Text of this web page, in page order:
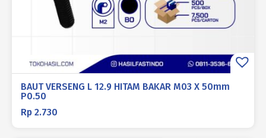
BAUT VERSENG L 12.9 HITAM BAKAR M03 X 50mm
P0.50
Rp 2.730